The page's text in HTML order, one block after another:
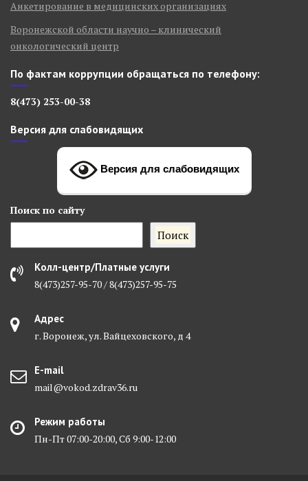
Анкетирование в медицинских организациях
Воронежской области научно – клинический
онкологический центр
По фактам коррупции обращаться по телефону:
8(473) 253-00-38
Версия для слабовидящих
Версия для слабовидящих
Поиск по сайту
Поиск
Колл-центр/Платные услуги
8(473)257-95-70 / 8(473)257-95-75
Адрес
г. Воронеж, ул. Вайцеховского, д 4
E-mail
mail@vokod.zdrav36.ru
Режим работы
Пн-Пт 07:00-20:00, Сб 9:00-12:00